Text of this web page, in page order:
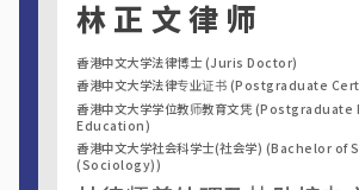
林正文律师
香港中文大学法律博士 (Juris Doctor)
香港中文大学法律专业证书 (Postgraduate
香港中文大学学位教师教育文凭
Education)
香港中文大学社会科学士(社会学) (Bachelor
(Sociology))